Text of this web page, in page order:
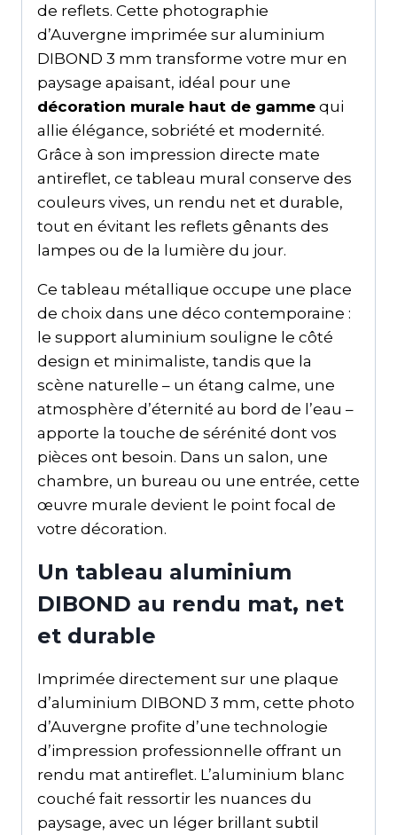
de reflets. Cette photographie
d’Auvergne imprimée sur aluminium
DIBOND 3 mm transforme votre mur en
paysage apaisant, idéal pour une
décoration murale haut de gamme qui
allie élégance, sobriété et modernité.
Grâce à son impression directe mate
antireflet, ce tableau mural conserve des
couleurs vives, un rendu net et durable,
tout en évitant les reflets gênants des
lampes ou de la lumière du jour.
Ce tableau métallique occupe une place
de choix dans une déco contemporaine :
le support aluminium souligne le côté
design et minimaliste, tandis que la
scène naturelle – un étang calme, une
atmosphère d’éternité au bord de l’eau –
apporte la touche de sérénité dont vos
pièces ont besoin. Dans un salon, une
chambre, un bureau ou une entrée, cette
œuvre murale devient le point focal de
votre décoration.
Un tableau aluminium
DIBOND au rendu mat, net
et durable
Imprimée directement sur une plaque
d’aluminium DIBOND 3 mm, cette photo
d’Auvergne profite d’une technologie
d’impression professionnelle offrant un
rendu mat antireflet. L’aluminium blanc
couché fait ressortir les nuances du
paysage, avec un léger brillant subtil